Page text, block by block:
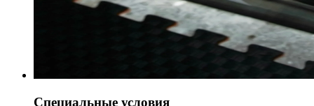
Специальные условия